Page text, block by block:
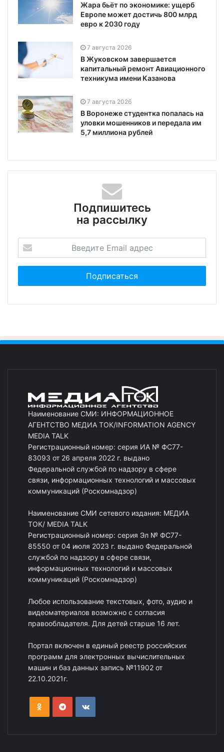
Жара бьёт по экономике: ущерб
Европе может достичь 800 млрд
евро к 2030 году
7 августа 2026
В Жуковском завершается
капитальный ремонт Авиационного
техникума имени Казанова
7 августа 2026
В Воронеже студентка попалась на
уловки мошенников и передала им
5,7 миллиона рублей
Подпишитесь
на рассылку
Наименование СМИ: ИНФОРМАЦИОННОЕ
АГЕНТСТВО МЕДИА ТОК/INFORMATION AGENCY
MEDIA TALK
Регистрационный номер: серия ИА № ФС77-
83093 от 26 апреля 2022 г. выдано
Федеральной службой по надзору в сфере
связи, информационных технологий и массовых
коммуникаций (Роскомнадзор)
Наименование СМИ сетевого издания: МЕДИА
ТОК/ MEDIA TALK
Регистрационный номер: серия Эл № ФС77-
85550 от 04 июля 2023 г. выдано Федеральной
службой по надзору в сфере связи,
информационных технологий и массовых
коммуникаций (Роскомнадзор)
Любое использование текстовых, фото, аудио и
видеоматериалов возможно с согласия
правообладателя. Для детей старше 16 лет.
Портал включен в единый реестр российских
программ для электронных вычислительных
машин и баз данных запись №11902 от
22.10.2021г.